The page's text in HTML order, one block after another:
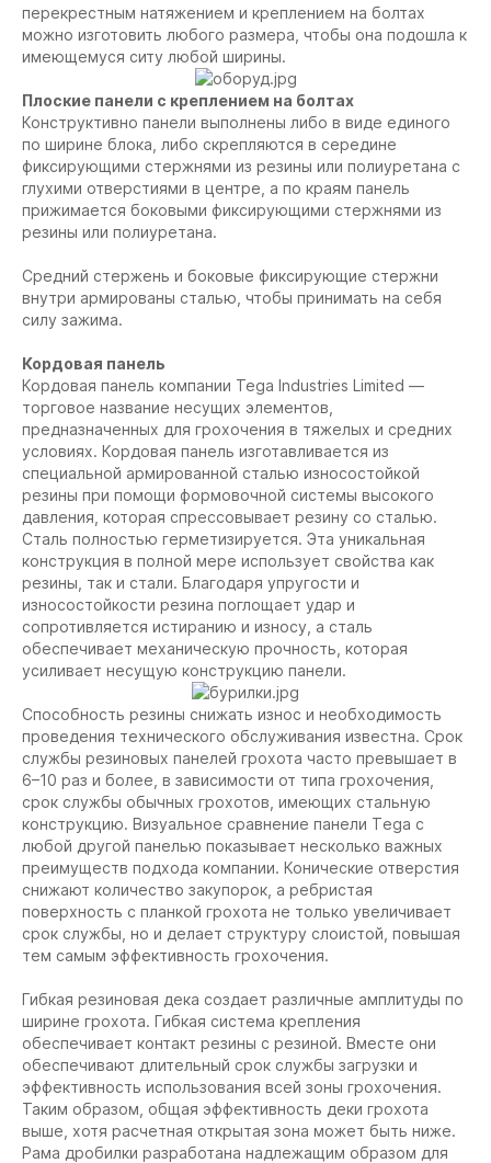
перекрестным натяжением и креплением на болтах
можно изготовить любого размера, чтобы она подошла к
имеющемуся ситу любой ширины.
Плоские панели с креплением на болтах
Конструктивно панели выполнены либо в виде единого
по ширине блока, либо скрепляются в середине
фиксирующими стержнями из резины или полиуретана с
глухими отверстиями в центре, а по краям панель
прижимается боковыми фиксирующими стержнями из
резины или полиуретана.
Средний стержень и боковые фиксирующие стержни
внутри армированы сталью, чтобы принимать на себя
силу зажима.
Кордовая панель
Кордовая панель компании Tega Industries Limited —
торговое название несущих элементов,
предназначенных для грохочения в тяжелых и средних
условиях. Кордовая панель изготавливается из
специальной армированной сталью износостойкой
резины при помощи формовочной системы высокого
давления, которая спрессовывает резину со сталью.
Сталь полностью герметизируется. Эта уникальная
конструкция в полной мере использует свойства как
резины, так и стали. Благодаря упругости и
износостойкости резина поглощает удар и
сопротивляется истиранию и износу, а сталь
обеспечивает механическую прочность, которая
усиливает несущую конструкцию панели.
Способность резины снижать износ и необходимость
проведения технического обслуживания известна. Срок
службы резиновых панелей грохота часто превышает в
6–10 раз и более, в зависимости от типа грохочения,
срок службы обычных грохотов, имеющих стальную
конструкцию. Визуальное сравнение панели Тega с
любой другой панелью показывает несколько важных
преимуществ подхода компании. Конические отверстия
снижают количество закупорок, а ребристая
поверхность с планкой грохота не только увеличивает
срок службы, но и делает структуру слоистой, повышая
тем самым эффективность грохочения.
Гибкая резиновая дека создает различные амплитуды по
ширине грохота. Гибкая система крепления
обеспечивает контакт резины с резиной. Вместе они
обеспечивают длительный срок службы загрузки и
эффективность использования всей зоны грохочения.
Таким образом, общая эффективность деки грохота
выше, хотя расчетная открытая зона может быть ниже.
Рама дробилки разработана надлежащим образом для